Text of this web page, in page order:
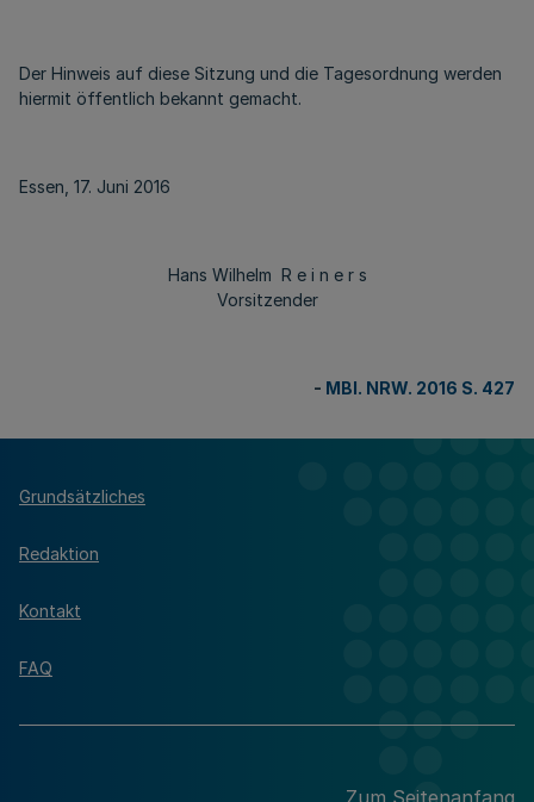
Der Hinweis auf diese Sitzung und die Tagesordnung werden
hiermit öffentlich bekannt gemacht.
Essen, 17. Juni 2016
Hans Wilhelm R e i n e r s
Vorsitzender
- MBl. NRW. 2016 S. 427
Grundsätzliches
Redaktion
Kontakt
FAQ
Zum Seitenanfang